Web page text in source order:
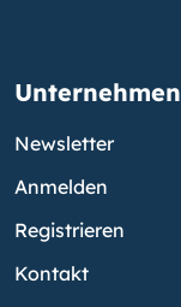
Unternehmen
Newsletter
Anmelden
Registrieren
Kontakt